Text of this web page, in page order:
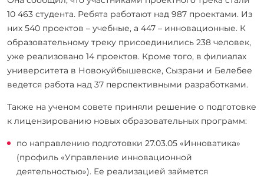
10 463 студента. Ребята работают над 987 проектами. Из
них 540 проектов – учебные, а 447 – инновационные. К
образовательному треку присоединились 238 человек,
уже реализовано 14 проектов. Кроме того, в филиалах
университета в Новокуйбышевске, Сызрани и Белебее
ведется работа над 37 перспективными разработками.
Также на ученом совете приняли решение о подготовке
к лицензированию новых образовательных программ:
по направлению подготовки 27.03.05 «Инноватика»
(профиль «Управление инновационной
деятельностью»). Ее реализацией займется